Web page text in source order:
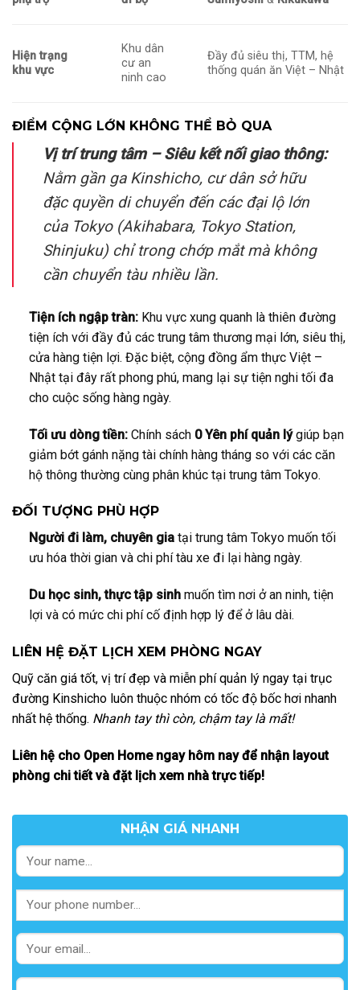
Hiện trạng
khu vực
Khu dân
cư an
ninh cao
Đầy đủ siêu thị, TTM, hệ
thống quán ăn Việt – Nhật
ĐIỂM CỘNG LỚN KHÔNG THỂ BỎ QUA
Vị trí trung tâm – Siêu kết nối giao thông:
Nằm gần ga Kinshicho, cư dân sở hữu
đặc quyền di chuyển đến các đại lộ lớn
của Tokyo (Akihabara, Tokyo Station,
Shinjuku) chỉ trong chớp mắt mà không
cần chuyển tàu nhiều lần.
Tiện ích ngập tràn:Khu vực xung quanh là thiên đường
tiện ích với đầy đủ các trung tâm thương mại lớn, siêu thị,
cửa hàng tiện lợi. Đặc biệt, cộng đồng ẩm thực Việt –
Nhật tại đây rất phong phú, mang lại sự tiện nghi tối đa
cho cuộc sống hàng ngày.
Tối ưu dòng tiền:Chính sách 0 Yên phí quản lýgiúp bạn
giảm bớt gánh nặng tài chính hàng tháng so với các căn
hộ thông thường cùng phân khúc tại trung tâm Tokyo.
ĐỐI TƯỢNG PHÙ HỢP
Người đi làm, chuyên giatại trung tâm Tokyo muốn tối
ưu hóa thời gian và chi phí tàu xe đi lại hàng ngày.
Du học sinh, thực tập sinhmuốn tìm nơi ở an ninh, tiện
lợi và có mức chi phí cố định hợp lý để ở lâu dài.
LIÊN HỆ ĐẶT LỊCH XEM PHÒNG NGAY
Quỹ căn giá tốt, vị trí đẹp và miễn phí quản lý ngay tại trục
đường Kinshicho luôn thuộc nhóm có tốc độ bốc hơi nhanh
nhất hệ thống. Nhanh tay thì còn, chậm tay là mất!
Liên hệ cho Open Home ngay hôm nay để nhận layout
phòng chi tiết và đặt lịch xem nhà trực tiếp!
NHẬN GIÁ NHANH